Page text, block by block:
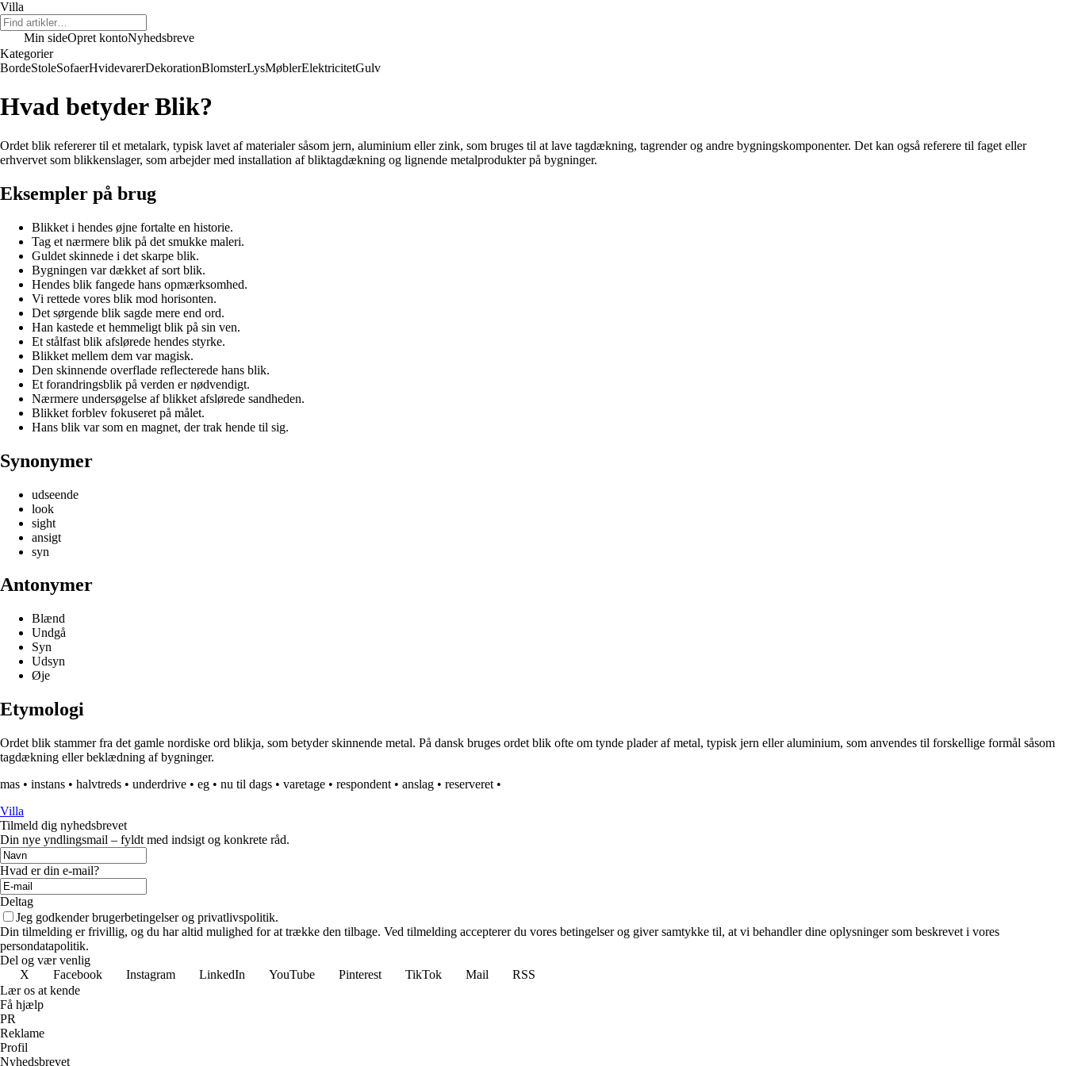
Villa
Min sideOpret kontoNyhedsbreve
Kategorier
BordeStoleSofaerHvidevarerDekorationBlomsterLysMøblerElektricitetGulv
Hvad betyder Blik?
Ordet blik refererer til et metalark, typisk lavet af materialer såsom jern, aluminium eller zink, som bruges til at lave tagdækning, tagrender og andre bygningskomponenter. Det kan også referere til faget eller
erhvervet som blikkenslager, som arbejder med installation af bliktagdækning og lignende metalprodukter på bygninger.
Eksempler på brug
Blikket i hendes øjne fortalte en historie.
Tag et nærmere blik på det smukke maleri.
Guldet skinnede i det skarpe blik.
Bygningen var dækket af sort blik.
Hendes blik fangede hans opmærksomhed.
Vi rettede vores blik mod horisonten.
Det sørgende blik sagde mere end ord.
Han kastede et hemmeligt blik på sin ven.
Et stålfast blik afslørede hendes styrke.
Blikket mellem dem var magisk.
Den skinnende overflade reflecterede hans blik.
Et forandringsblik på verden er nødvendigt.
Nærmere undersøgelse af blikket afslørede sandheden.
Blikket forblev fokuseret på målet.
Hans blik var som en magnet, der trak hende til sig.
Synonymer
udseende
look
sight
ansigt
syn
Antonymer
Blænd
Undgå
Syn
Udsyn
Øje
Etymologi
Ordet blik stammer fra det gamle nordiske ord blikja, som betyder skinnende metal. På dansk bruges ordet blik ofte om tynde plader af metal, typisk jern eller aluminium, som anvendes til forskellige formål såsom
tagdækning eller beklædning af bygninger.
mas • instans • halvtreds • underdrive • eg • nu til dags • varetage • respondent • anslag • reserveret •
Villa
Tilmeld dig nyhedsbrevet
Din nye yndlingsmail – fyldt med indsigt og konkrete råd.
Hvad er din e-mail?
Deltag
Jeg godkender brugerbetingelser og privatlivspolitik.
Din tilmelding er frivillig, og du har altid mulighed for at trække den tilbage. Ved tilmelding accepterer du vores betingelser og giver samtykke til, at vi behandler dine oplysninger som beskrevet i vores
persondatapolitik.
Del og vær venlig
X
Facebook Instagram LinkedIn YouTube Pinterest TikTok Mail
RSS
Lær os at kende
Få hjælp
PR
Reklame
Profil
Nyhedsbrevet